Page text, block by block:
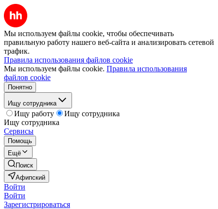
Мы используем файлы cookie, чтобы обеспечивать
правильную работу нашего веб-сайта и анализировать сетевой
трафик.
Правила использования файлов cookie
Мы используем файлы cookie. Правила использования
файлов cookie
Понятно
Ищу сотрудника
Ищу работу
Ищу сотрудника
Ищу сотрудника
Сервисы
Помощь
Ещё
Поиск
Афипский
Войти
Войти
Зарегистрироваться